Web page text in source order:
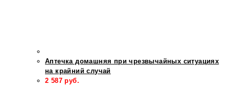
Аптечка домашняя при чрезвычайных ситуациях
на крайний случай
2 587 руб.